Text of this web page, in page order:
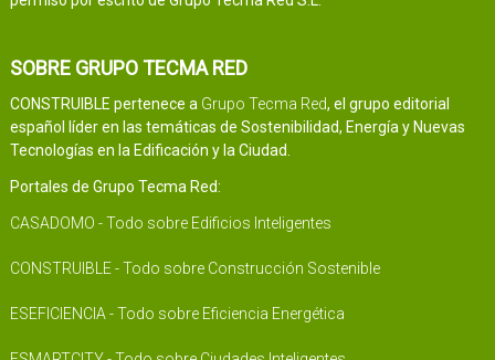
SOBRE GRUPO TECMA RED
CONSTRUIBLE pertenece a Grupo Tecma Red, el grupo editorial
español líder en las temáticas de Sostenibilidad, Energía y Nuevas
Tecnologías en la Edificación y la Ciudad.
Portales de Grupo Tecma Red:
CASADOMO - Todo sobre Edificios Inteligentes
CONSTRUIBLE - Todo sobre Construcción Sostenible
ESEFICIENCIA - Todo sobre Eficiencia Energética